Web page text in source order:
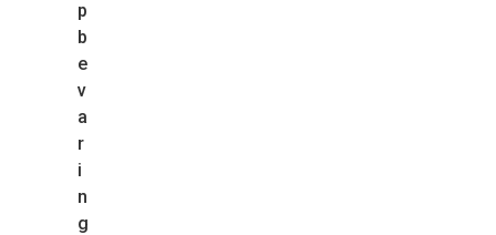
p
b
e
v
a
r
i
n
g